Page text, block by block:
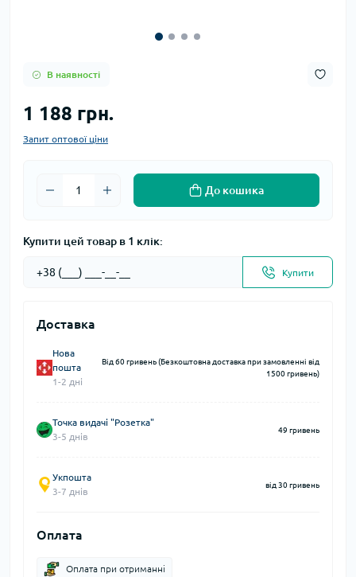
В наявності
1 188 грн.
Запит оптової ціни
До кошика
Купити цей товар в 1 клік:
Купити
Доставка
Нова
пошта
1-2 дні
Від 60 гривень (Безкоштовна доставка при замовленні від
1500 гривень)
Точка видачі "Розетка"
3-5 днів
49 гривень
Укпошта
3-7 днів
від 30 гривень
Оплата
Оплата при отриманні